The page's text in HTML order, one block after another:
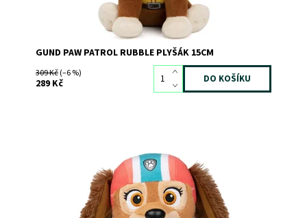
GUND PAW PATROL RUBBLE PLYŠÁK 15CM
309 Kč(–6 %)
289 Kč
Skladem >3
11097
SPIN MASTER